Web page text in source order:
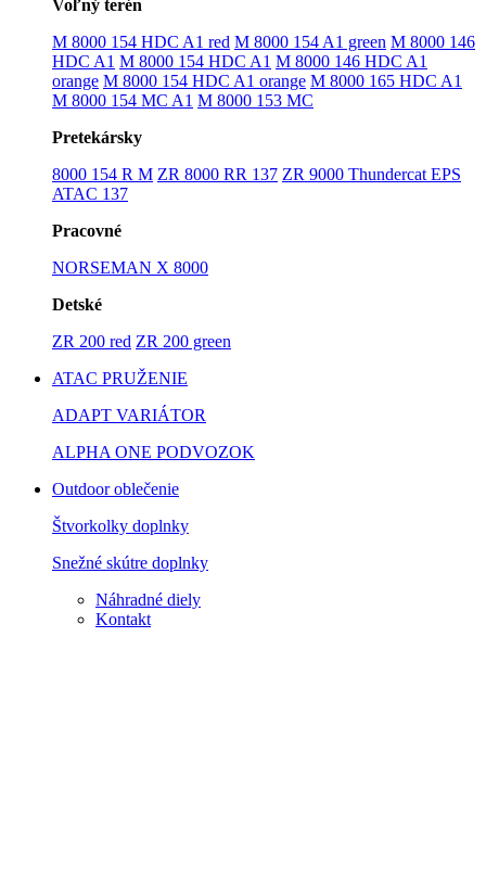
Voľný terén
M 8000 154 HDC A1 red M 8000 154 A1 green M 8000 146
HDC A1 M 8000 154 HDC A1 M 8000 146 HDC A1
orange M 8000 154 HDC A1 orange M 8000 165 HDC A1
M 8000 154 MC A1 M 8000 153 MC
Pretekársky
8000 154 R M ZR 8000 RR 137 ZR 9000 Thundercat EPS
ATAC 137
Pracovné
NORSEMAN X 8000
Detské
ZR 200 red ZR 200 green
ATAC PRUŽENIE
ADAPT VARIÁTOR
ALPHA ONE PODVOZOK
Outdoor oblečenie
Štvorkolky doplnky
Snežné skútre doplnky
Náhradné diely
Kontakt